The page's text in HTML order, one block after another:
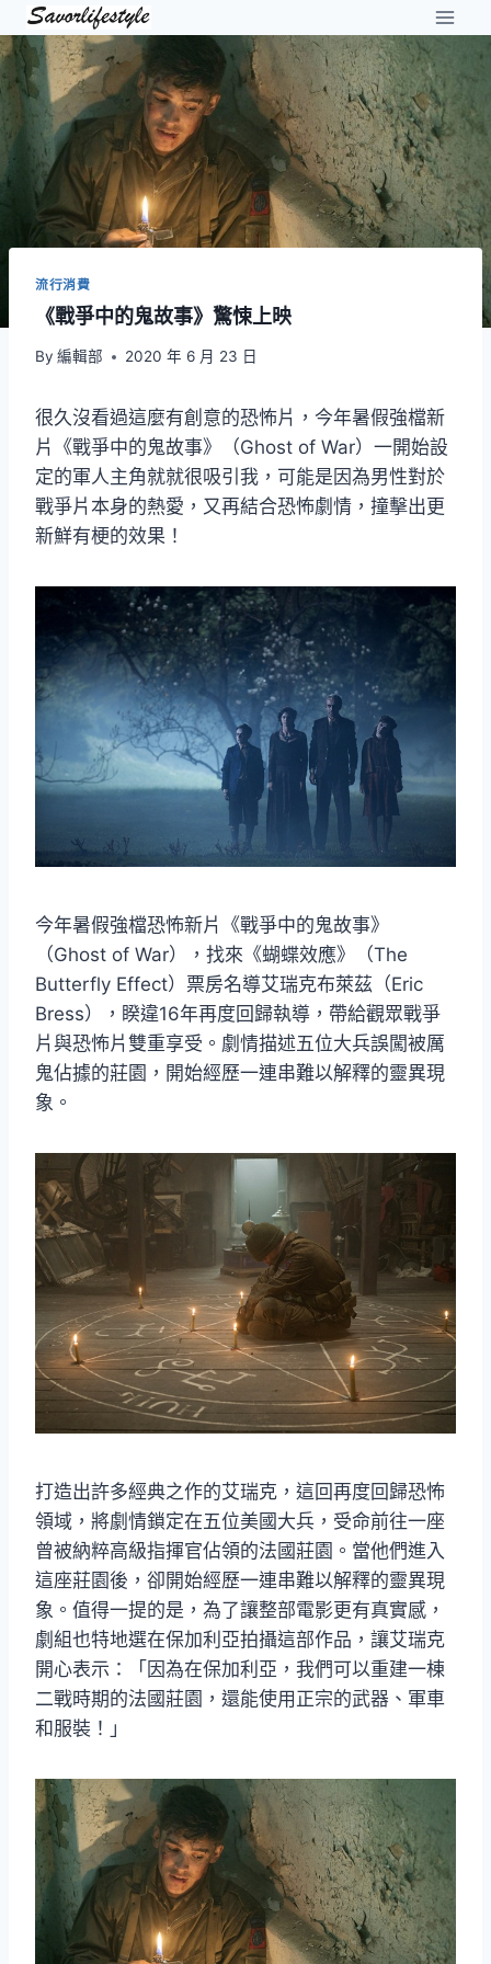
Skip
to
content
流行消費
《戰爭中的鬼故事》驚悚上映
By 編輯部 2020 年 6 月 23 日
很久沒看過這麼有創意的恐怖片，今年暑假強檔新
片《戰爭中的鬼故事》（Ghost of War）一開始設
定的軍人主角就就很吸引我，可能是因為男性對於
戰爭片本身的熱愛，又再結合恐怖劇情，撞擊出更
新鮮有梗的效果！
今年暑假強檔恐怖新片《戰爭中的鬼故事》
（Ghost of War），找來《蝴蝶效應》（The
Butterfly Effect）票房名導艾瑞克布萊茲（Eric
Bress），睽違16年再度回歸執導，帶給觀眾戰爭
片與恐怖片雙重享受。劇情描述五位大兵誤闖被厲
鬼佔據的莊園，開始經歷一連串難以解釋的靈異現
象。
打造出許多經典之作的艾瑞克，這回再度回歸恐怖
領域，將劇情鎖定在五位美國大兵，受命前往一座
曾被納粹高級指揮官佔領的法國莊園。當他們進入
這座莊園後，卻開始經歷一連串難以解釋的靈異現
象。值得一提的是，為了讓整部電影更有真實感，
劇組也特地選在保加利亞拍攝這部作品，讓艾瑞克
開心表示：「因為在保加利亞，我們可以重建一棟
二戰時期的法國莊園，還能使用正宗的武器、軍車
和服裝！」